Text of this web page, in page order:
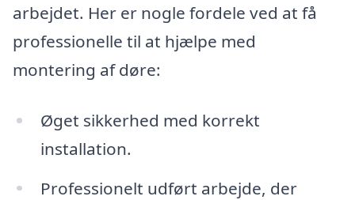
arbejdet. Her er nogle fordele ved at få
professionelle til at hjælpe med
montering af døre:
Øget sikkerhed med korrekt
installation.
Professionelt udført arbejde, der